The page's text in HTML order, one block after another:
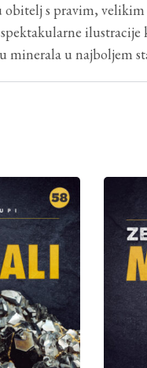
s pravim,
minerala u najboljem